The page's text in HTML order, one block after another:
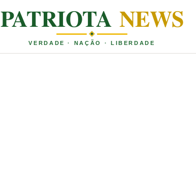
PATRIOTA NEWS
VERDADE · NAÇÃO · LIBERDADE